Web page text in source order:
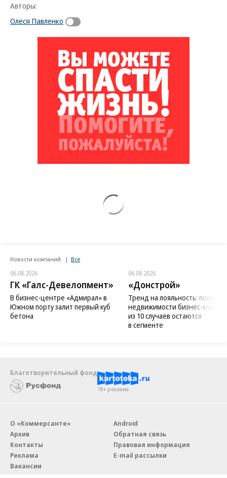
Авторы:
Олеся Павленко
Новости компаний Все
06.08.2026
ГК «Галс-Девелопмент»
В бизнес-центре «Адмирал» в
Южном порту залит первый куб
бетона
06.08.2026
«Донстрой»
Тренд на лояльность:
недвижимости бизнес-класса
из 10 случаев остаются
в сегменте
Благотворительный фонд
18+ реклама
О «Коммерсанте»
Архив
Контакты
Реклама
Вакансии
Android
Обратная связь
Правовая информация
E-mail рассылки